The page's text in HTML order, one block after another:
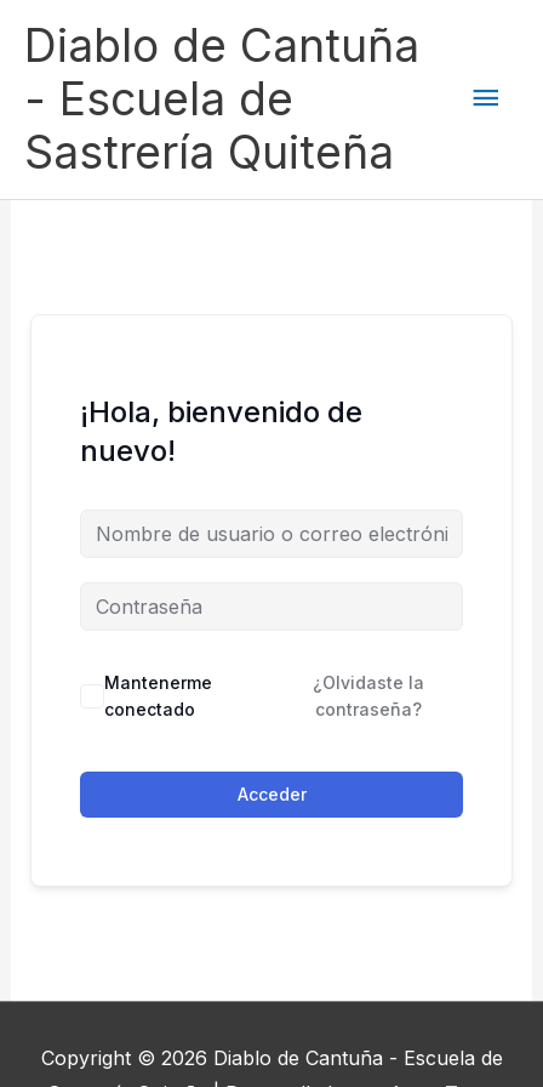
Diablo de Cantuña
- Escuela de
Sastrería Quiteña
¡Hola, bienvenido de
nuevo!
Mantenerme
conectado
¿Olvidaste la
contraseña?
Acceder
Copyright © 2026 Diablo de Cantuña - Escuela de